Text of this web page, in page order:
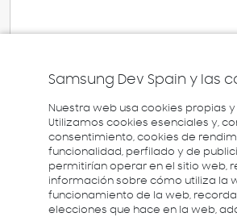
VER MÁS
Samsung Dev Spain y las
Nuestra web usa cookies propias y
Utilizamos cookies esenciales y,
consentimiento, cookies de
funcionalidad, perfilado y de
permitirían operar en el sitio web,
información sobre cómo utiliza la
funcionamiento de la web,
elecciones que hace en la web,